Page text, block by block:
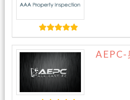
AEPC-